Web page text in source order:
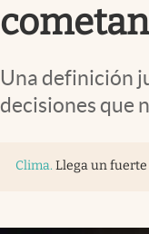
Una definición
decisiones que
Clima. Llega un fuerte